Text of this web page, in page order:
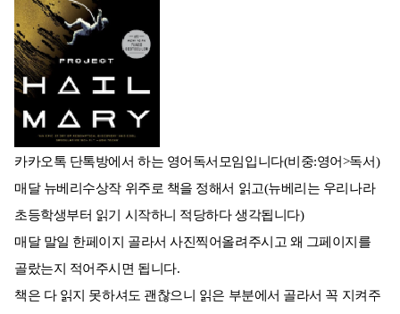
카카오톡 단톡방에서 하는 영어독서모임입니다(비중:영어>독서)
매달 뉴베리수상작 위주로 책을 정해서 읽고(뉴베리는 우리나라
초등학생부터 읽기 시작하니 적당하다 생각됩니다)
매달 말일 한페이지 골라서 사진찍어올려주시고 왜 그페이지를
골랐는지 적어주시면 됩니다.
책은 다 읽지 못하셔도 괜찮으니 읽은 부분에서 골라서 꼭 지켜주